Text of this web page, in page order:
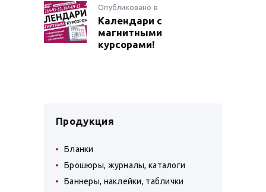
НАВИГАЦИЯ
ПО
ЗАПИСЯМ
Опубликовано вПредыдущая
запись:
Календари с
магнитными
курсорами!
Продукция
Бланки
Брошюры, журналы, каталоги
Баннеры, наклейки, таблички